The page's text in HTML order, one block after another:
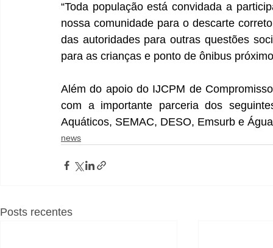
“Toda população está convidada a
nossa comunidade para o descarte
das autoridades para outras questões
para as crianças e ponto de ônibus
Além do apoio do IJCPM de
com a importante parceria dos
Aquáticos, SEMAC, DESO, Emsurb e
news
Posts recentes